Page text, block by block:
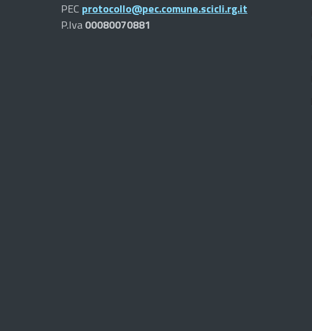
PEC protocollo@pec.comune.scicli.rg.it
P.Iva00080070881